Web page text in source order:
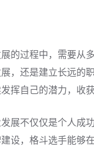
的过程中，需要从
，还是建立长远的
挥自己的潜力，收
展不仅仅是个人成
设，格斗选手能够